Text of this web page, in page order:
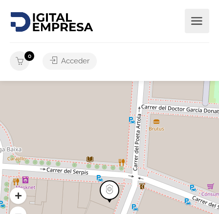
0
Acceder